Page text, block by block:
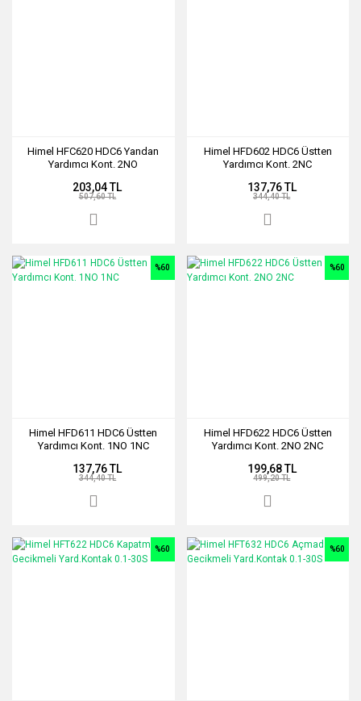
Himel HFC620 HDC6 Yandan
Yardımcı Kont. 2NO
203,04 TL
507,60 TL
Himel HFD602 HDC6 Üstten
Yardımcı Kont. 2NC
137,76 TL
344,40 TL
Himel HFD611 HDC6 Üstten
Yardımcı Kont. 1NO 1NC
%60
137,76 TL
344,40 TL
Himel HFD622 HDC6 Üstten
Yardımcı Kont. 2NO 2NC
%60
199,68 TL
499,20 TL
%60 %60